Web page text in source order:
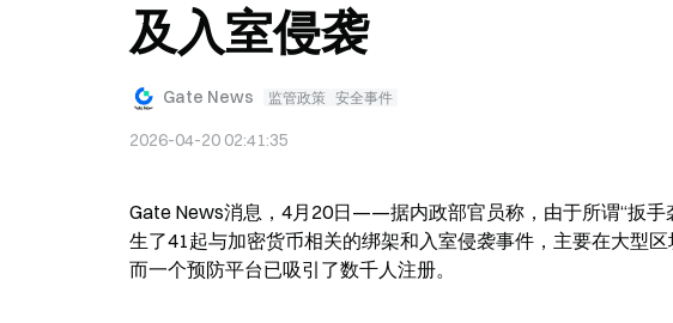
及入室侵袭
Gate News 监管政策 安全事件
2026-04-20 02:41:35
Gate News消息，4月20日——据内政部官员称，由于所谓“扳
生了41起与加密货币相关的绑架和入室侵袭事件，主要在大型
而一个预防平台已吸引了数千人注册。